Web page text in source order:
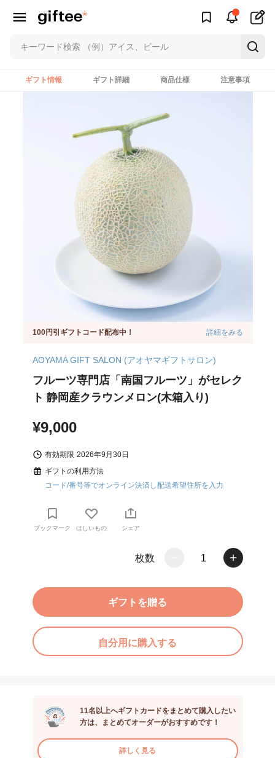
ギフト情報 ギフト詳細 商品仕様 注意事項
100円引ギフトコード配布中！ 詳細をみる
AOYAMA GIFT SALON (アオヤマギフトサロン)
フルーツ専門店「南国フルーツ」がセレク
ト 静岡産クラウンメロン(木箱入り)
¥9,000
有効期限 2026年9月30日
ギフトの利用方法
コード/番号等でオンライン決済し配送希望住所を入力
ブックマーク ほしいもの シェア
枚数 1
ギフトを贈る
自分用に購入する
11名以上へギフトカードをまとめて購入したい
方は、まとめてオーダーがおすすめです！
詳しく見る